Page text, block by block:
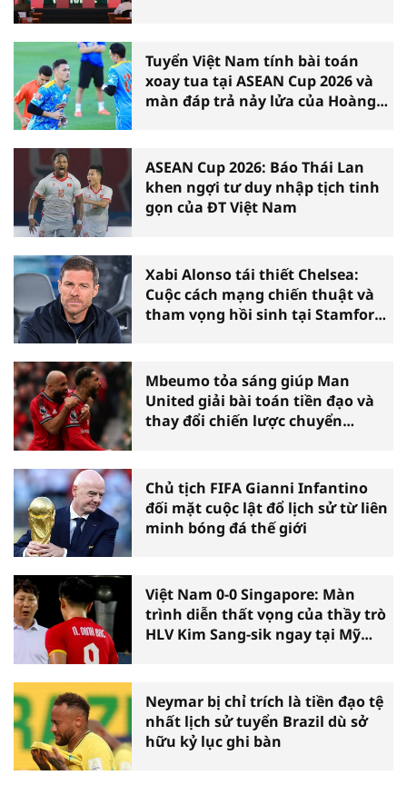
Tuyển Việt Nam tính bài toán
xoay tua tại ASEAN Cup 2026 và
màn đáp trả nảy lửa của Hoàng
ASEAN Cup 2026: Báo Thái Lan
khen ngợi tư duy nhập tịch tinh
gọn của ĐT Việt Nam
Xabi Alonso tái thiết Chelsea:
Cuộc cách mạng chiến thuật và
tham vọng hồi sinh tại Stamford
Mbeumo tỏa sáng giúp Man
United giải bài toán tiền đạo và
thay đổi chiến lược chuyển
Chủ tịch FIFA Gianni Infantino
đối mặt cuộc lật đổ lịch sử từ liên
minh bóng đá thế giới
Việt Nam 0-0 Singapore: Màn
trình diễn thất vọng của thầy trò
HLV Kim Sang-sik ngay tại Mỹ
Neymar bị chỉ trích là tiền đạo tệ
nhất lịch sử tuyển Brazil dù sở
hữu kỷ lục ghi bàn